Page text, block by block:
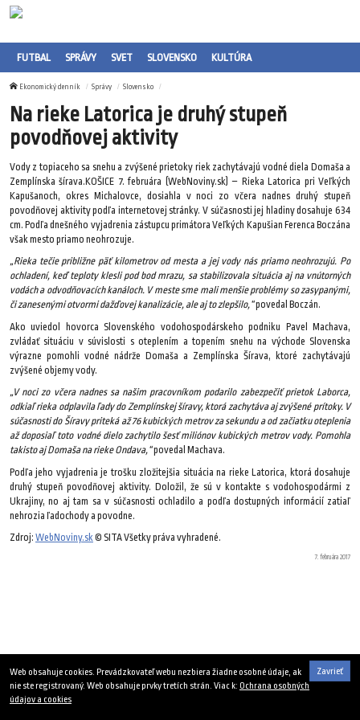
FUTBAL SPRÁVY SVET SLOVENSKO KULTÚRA
Ekonomický denník Správy Slovensko
Na rieke Latorica je druhý stupeň
povodňovej aktivity
Vody z topiaceho sa snehu a zvýšené prietoky riek zachytávajú vodné diela Domaša a
Zemplínska šírava.KOŠICE 7. februára (WebNoviny.sk) – Rieka Latorica pri Veľkých
Kapušanoch, okres Michalovce, dosiahla v noci zo včera nadnes druhý stupeň
povodňovej aktivity podľa internetovej stránky. V súčasnosti jej hladiny dosahuje 634
cm. Podľa dnešného vyjadrenia zástupcu primátora Veľkých Kapušian Ferenca Boczána
však mesto priamo neohrozuje.
„Rieka tečie približne päť kilometrov od mesta a jej vody nás priamo neohrozujú. Po
ochladení, keď teploty klesli pod bod mrazu, sa stabilizovala situácia aj na vnútorných
vodách a odvodňovacích kanáloch. V meste sme mali menšie problémy so zasypanými,
či zanesenými otvormi dažďovej kanalizácie, ale aj to zlepšilo,“povedal Boczán.
Ako uviedol hovorca Slovenského vodohospodárskeho podniku Pavel Machava,
zvládať situáciu v súvislosti s oteplením a topením snehu na východe Slovenska
výrazne pomohli vodné nádrže Domaša a Zemplínska Šírava, ktoré zachytávajú
zvýšené objemy vody.
„V noci zo včera nadnes sa našim pracovníkom podarilo zabezpečiť prietok Laborca,
odkiaľ rieka odplavila ľady do Zemplínskej šíravy, ktorá zachytáva aj zvýšené prítoky. V
súčasnosti do Šíravy priteká až 76 kubických metrov za sekundu a od začiatku oteplenia
až doposiaľ toto vodné dielo zachytilo šesť miliónov kubických metrov vody. Pomohla
takisto aj Domaša na rieke Ondava,“povedal Machava.
Podľa jeho vyjadrenia je trošku zložitejšia situácia na rieke Latorica, ktorá dosahuje
druhý stupeň povodňovej aktivity. Doložil, že sú v kontakte s vodohospodármi z
Ukrajiny, no aj tam sa v súčasnosti ochladilo a podľa dostupných informácií zatiaľ
nehrozia ľadochody a povodne.
Zdroj: WebNoviny.sk© SITA Všetky práva vyhradené.
7. februára 2017
Zavrieť
Web obsahuje cookies. Prevádzkovateľ webu nezbiera žiadne osobné údaje, ak
nie ste registrovaný. Web obsahuje prvky tretích strán. Viac k: Ochrana osobných
údajov a cookies